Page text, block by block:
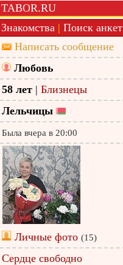
TABOR.RU
Знакомства | Поиск анкет
Написать сообщение
Любовь
58 лет | Близнецы
Лельчицы
Была вчера в 20:00
Личные фото (15)
Сердце свободно